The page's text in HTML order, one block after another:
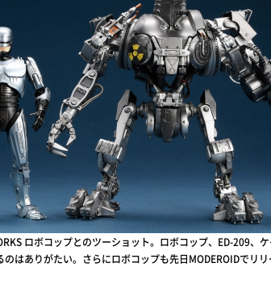
ロボコップとのツーショット。ロボコップ、ED-209、
のはありがたい。さらにロボコップも先日MODEROIDでリ